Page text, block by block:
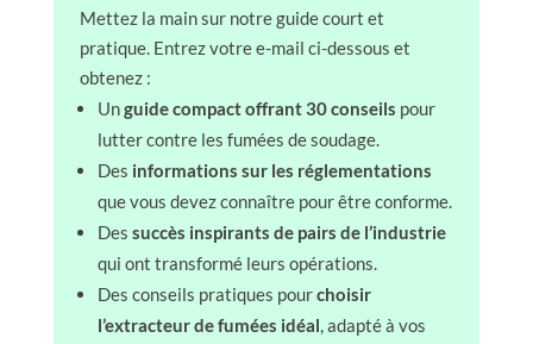
Mettez la main sur notre guide court et
pratique. Entrez votre e-mail ci-dessous et
obtenez :
Unguide compact offrant 30 conseils pour
lutter contre les fumées de soudage.
Des informations sur les réglementations
que vous devez connaître pour être conforme.
Dessuccès inspirants de pairs de l’industrie
qui ont transformé leurs opérations.
Des conseils pratiques pourchoisir
l’extracteur de fumées idéal, adapté à vos